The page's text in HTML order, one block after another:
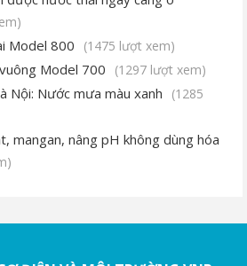
Model 800 (1475 lượt xem)
Model 700 (1297 lượt xem)
Nội: Nước mưa màu xanh
(1285
mangan, nâng pH không dùng hóa